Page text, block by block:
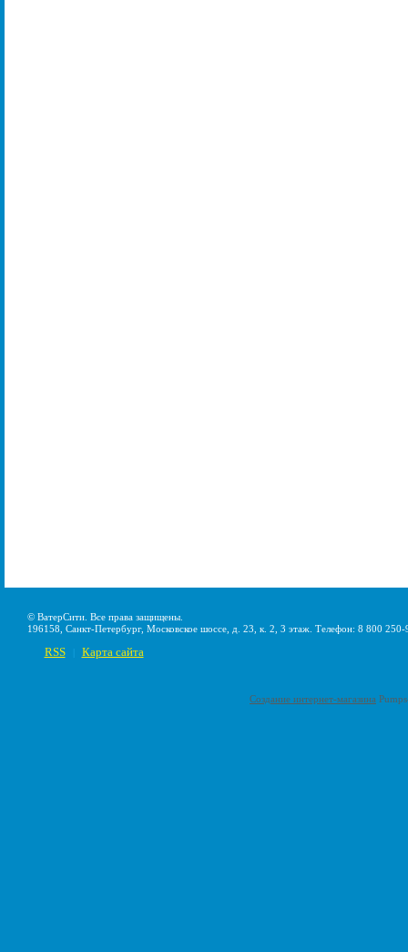
© ВатерСити. Все права защищены.
196158, Санкт-Петербург, Московское шоссе, д. 23, к. 2, 3 этаж. Телефон: 8 800
RSS Карта сайта
Создание интернет-магазина